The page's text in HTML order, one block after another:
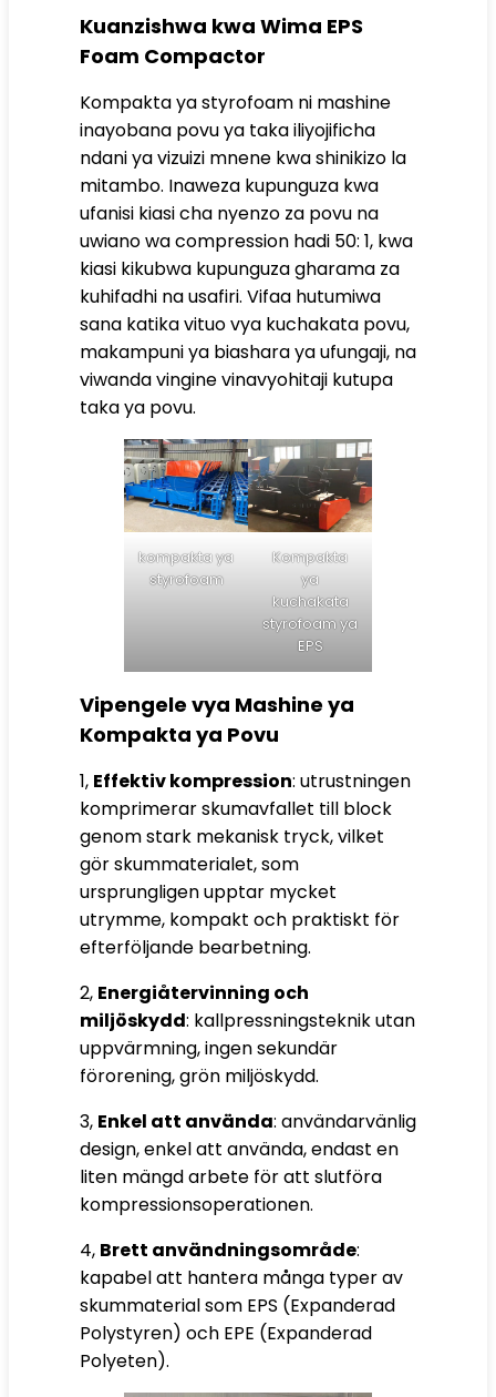
Kuanzishwa kwa Wima EPS
Foam Compactor
Kompakta ya styrofoam ni mashine
inayobana povu ya taka iliyojificha
ndani ya vizuizi mnene kwa shinikizo la
mitambo. Inaweza kupunguza kwa
ufanisi kiasi cha nyenzo za povu na
uwiano wa compression hadi 50: 1, kwa
kiasi kikubwa kupunguza gharama za
kuhifadhi na usafiri. Vifaa hutumiwa
sana katika vituo vya kuchakata povu,
makampuni ya biashara ya ufungaji, na
viwanda vingine vinavyohitaji kutupa
taka ya povu.
kompakta ya
styrofoam
Kompakta
ya
kuchakata
styrofoam ya
EPS
Vipengele vya Mashine ya
Kompakta ya Povu
1, Effektiv kompression: utrustningen
komprimerar skumavfallet till block
genom stark mekanisk tryck, vilket
gör skummaterialet, som
ursprungligen upptar mycket
utrymme, kompakt och praktiskt för
efterföljande bearbetning.
2, Energiåtervinning och
miljöskydd: kallpressningsteknik utan
uppvärmning, ingen sekundär
förorening, grön miljöskydd.
3, Enkel att använda: användarvänlig
design, enkel att använda, endast en
liten mängd arbete för att slutföra
kompressionsoperationen.
4, Brett användningsområde:
kapabel att hantera många typer av
skummaterial som EPS (Expanderad
Polystyren) och EPE (Expanderad
Polyeten).